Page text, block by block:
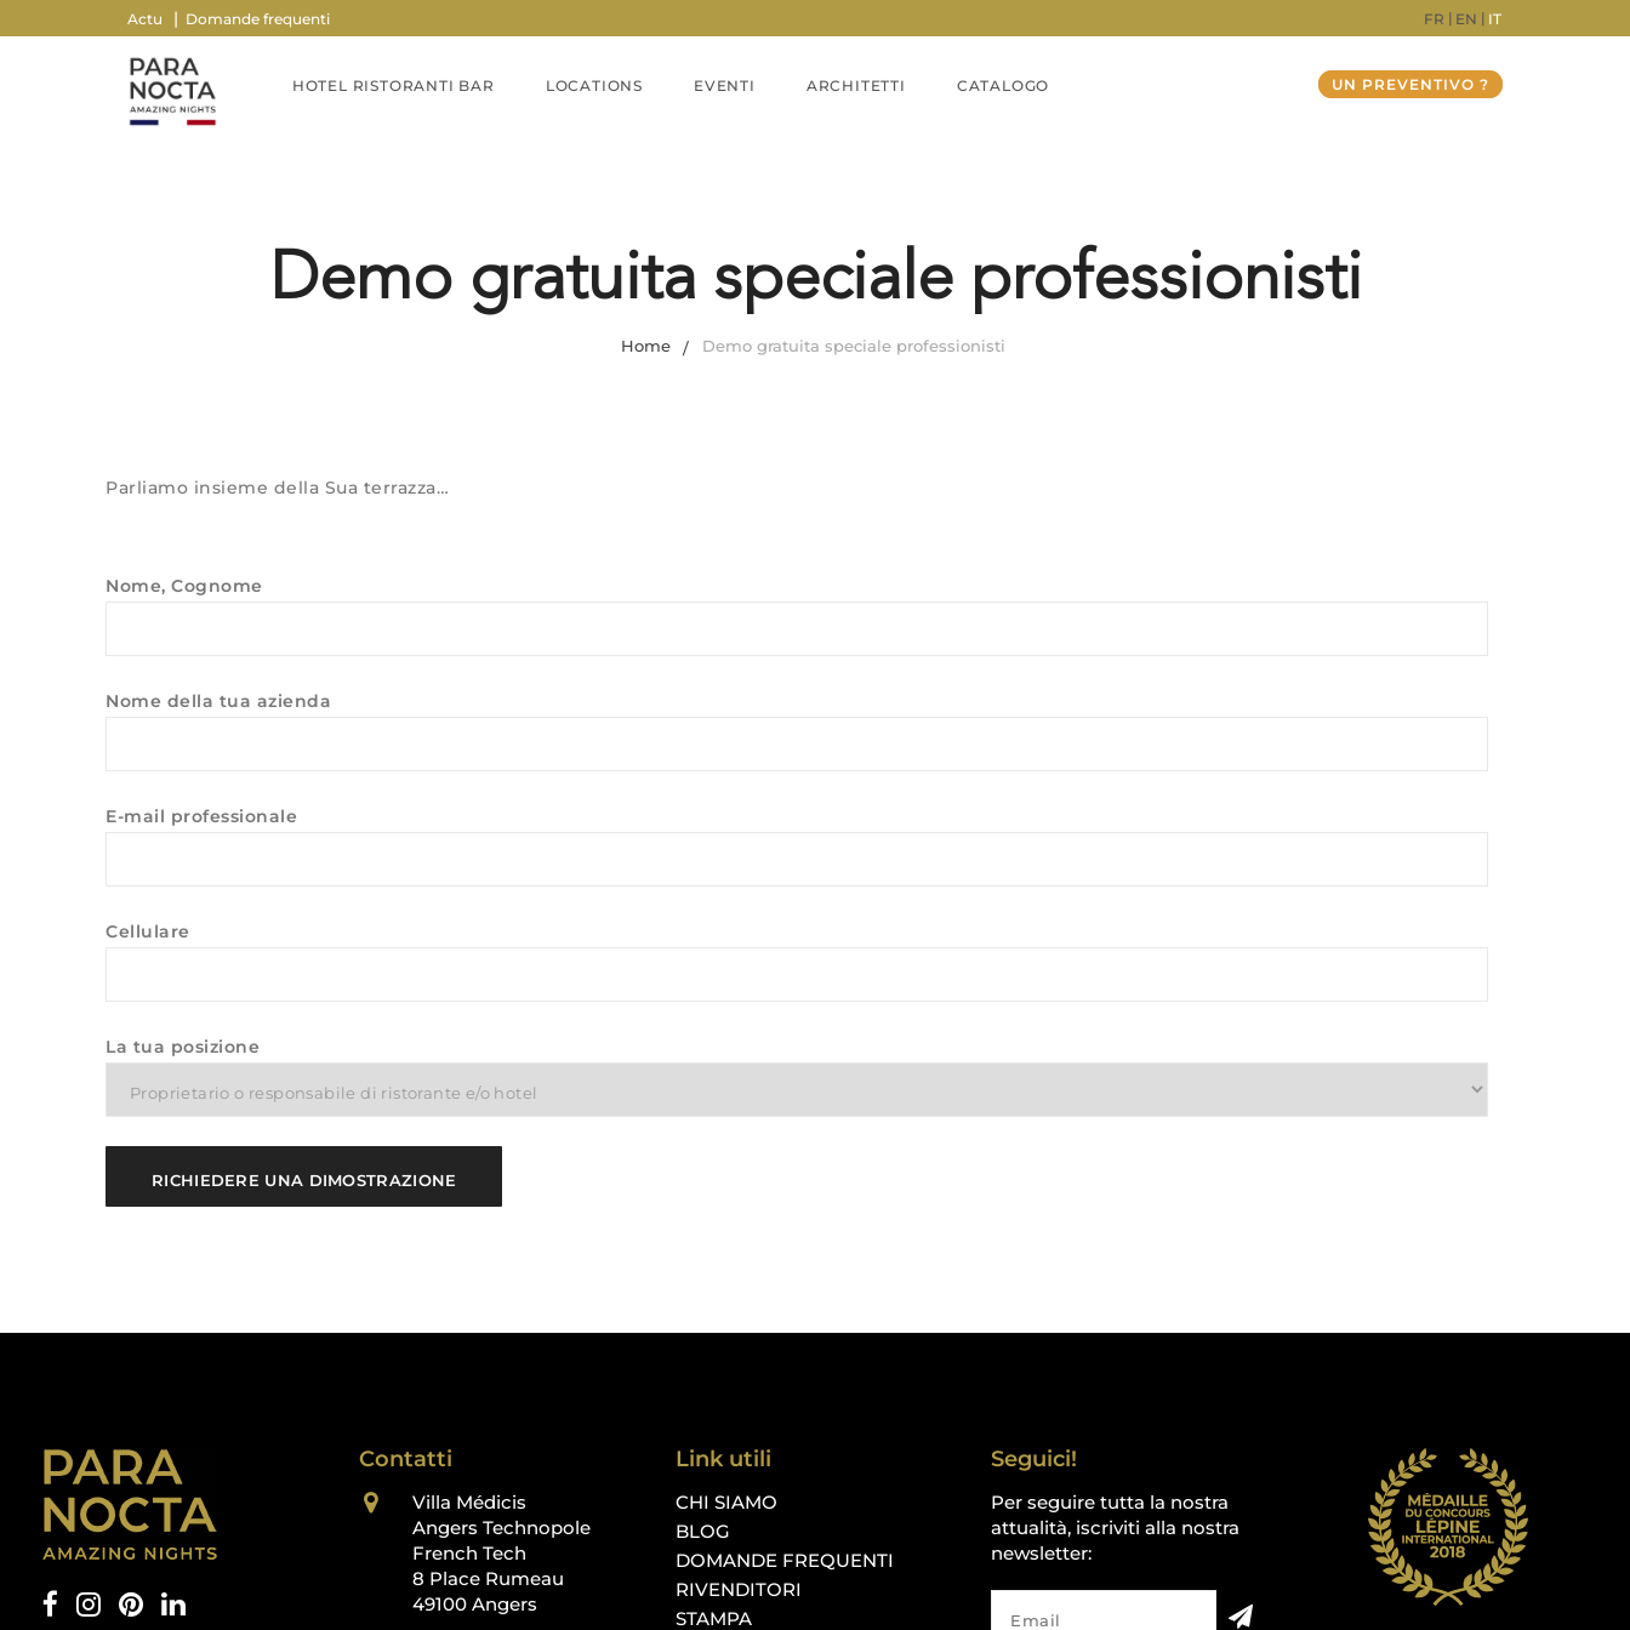
Actu Domande frequenti FR EN IT
HOTEL RISTORANTI BAR LOCATIONS EVENTI ARCHITETTI CATALOGO UN PREVENTIVO ?
Demo gratuita speciale professionisti
Home Demo gratuita speciale professionisti
Parliamo insieme della Sua terrazza…
Nome, Cognome
Nome della tua azienda
E-mail professionale
Cellulare
La tua posizione
Contatti
Villa Médicis
Angers Technopole
French Tech
8 Place Rumeau
49100 Angers
Link utili
CHI SIAMO
BLOG
DOMANDE FREQUENTI
RIVENDITORI
STAMPA
Seguici!
Per seguire tutta la nostra
attualità, iscriviti alla nostra
newsletter: